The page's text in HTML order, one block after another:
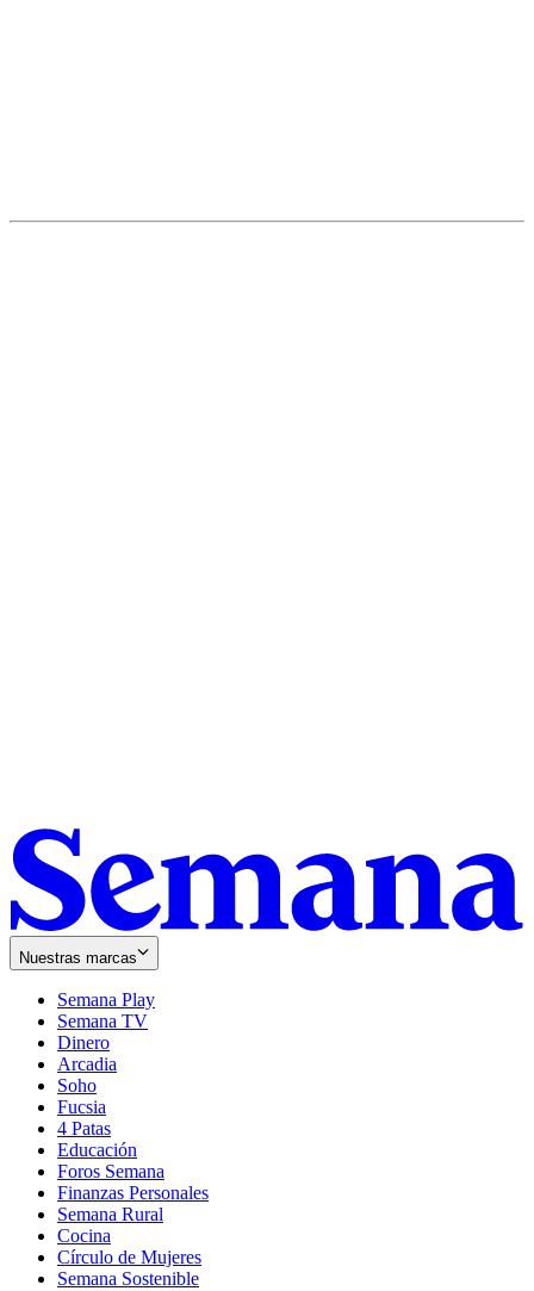
Nuestras marcas
Semana Play
Semana TV
Dinero
Arcadia
Soho
in
new
window
Fucsia
in
new
window
4 Patas
Educación
Foros Semana
Finanzas Personales
Semana Rural
Cocina
Círculo de Mujeres
Semana Sostenible